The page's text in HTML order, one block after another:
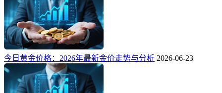
今日黄金价格：2026年最新金价走势与分析 2026-06-23